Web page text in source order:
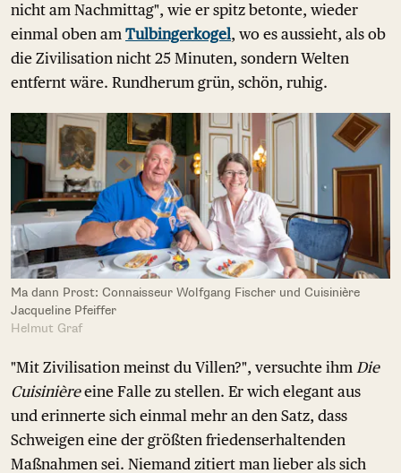
nicht am Nachmittag", wie er spitz betonte, wieder
einmal oben am Tulbingerkogel, wo es aussieht, als ob
die Zivilisation nicht 25 Minuten, sondern Welten
entfernt wäre. Rundherum grün, schön, ruhig.
Ma dann Prost: Connaisseur Wolfgang Fischer und Cuisinière
Jacqueline Pfeiffer
Helmut Graf
"Mit Zivilisation meinst du Villen?", versuchte ihm Die
Cuisinièreeine Falle zu stellen. Er wich elegant aus
und erinnerte sich einmal mehr an den Satz, dass
Schweigen eine der größten friedenserhaltenden
Maßnahmen sei. Niemand zitiert man lieber als sich